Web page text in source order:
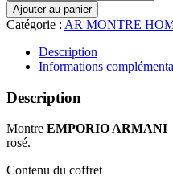
de
MONTRE
ARMANI
AR11121
Ajouter au panier
Catégorie : AR MONTRE
Description
Informations
Description
Montre EMPORIO ARMANI
rosé.
Contenu du coffret